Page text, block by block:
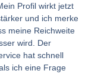
Profil wirkt jetzt
und ich merke
meine Reichweite
wird. Der
hat schnell
ich eine Frage